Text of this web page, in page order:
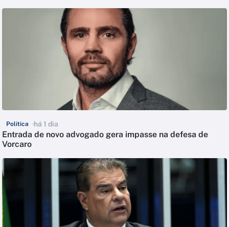
Política há 1 dia
Entrada de novo advogado gera impasse na defesa de
Vorcaro